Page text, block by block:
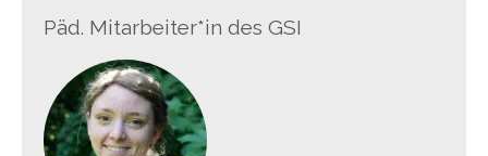
Päd. Mitarbeiter*in des GSI